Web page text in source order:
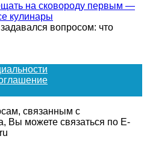
на сковороду первым —
кулинары
вопросом: что
связанным с
Вы можете связаться по E-